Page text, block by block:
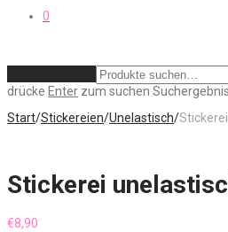
0
drücke Enter zum suchen
Start/Stickereien/Unelastisch/
Stickerei
€8,90